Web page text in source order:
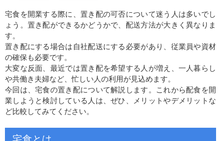
宅食を開業する際に、置き配の可否について迷う人は多いでし
ょう。置き配ができるかどうかで、配送方法が大きく異なりま
す。
置き配にする場合は自社配送にする必要があり、従業員や資材
の確保も必要です。
大変な反面、最近では置き配を希望する人が増え、一人暮らし
や共働き夫婦など、忙しい人の利用が見込めます。
今回は、宅食の置き配について解説します。これから配食を開
業しようと検討している人は、ぜひ、メリットやデメリットな
ど比較してみてください。